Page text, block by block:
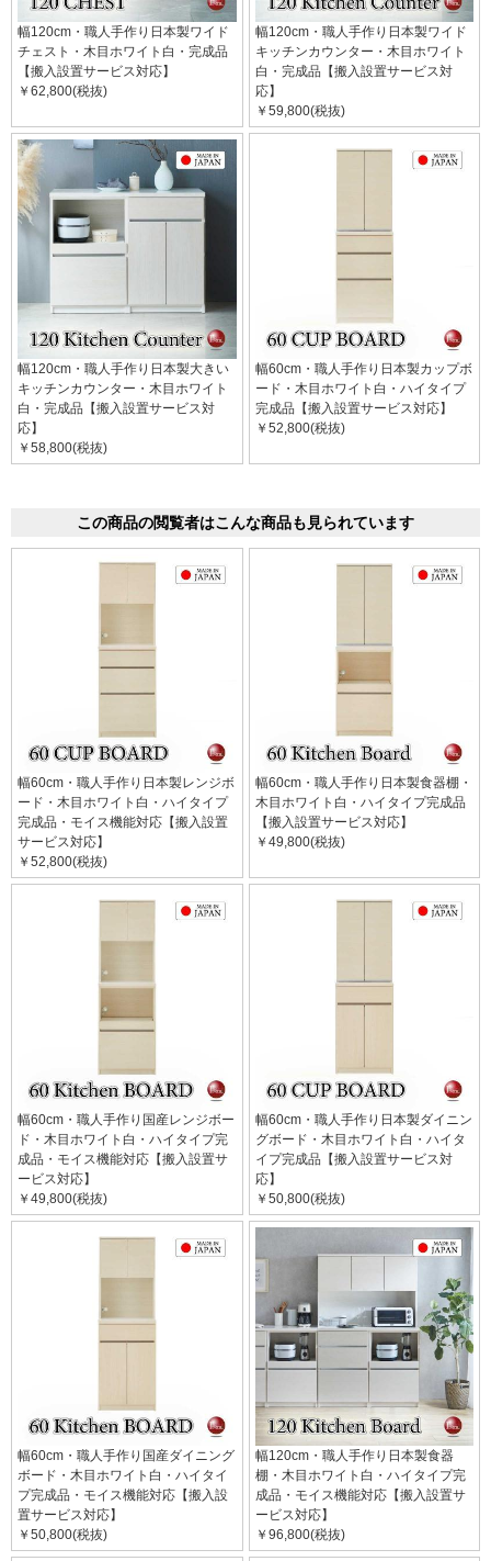
幅120cm・職人手作り日本製ワイド
チェスト・木目ホワイト白・完成品
【搬入設置サービス対応】
￥62,800(税抜)
幅120cm・職人手作り日本製ワイド
キッチンカウンター・木目ホワイト
白・完成品【搬入設置サービス対
応】
￥59,800(税抜)
幅120cm・職人手作り日本製大きい
キッチンカウンター・木目ホワイト
白・完成品【搬入設置サービス対
応】
￥58,800(税抜)
幅60cm・職人手作り日本製カップボ
ード・木目ホワイト白・ハイタイプ
完成品【搬入設置サービス対応】
￥52,800(税抜)
この商品の閲覧者はこんな商品も見られています
幅60cm・職人手作り日本製レンジボ
ード・木目ホワイト白・ハイタイプ
完成品・モイス機能対応【搬入設置
サービス対応】
￥52,800(税抜)
幅60cm・職人手作り日本製食器棚・
木目ホワイト白・ハイタイプ完成品
【搬入設置サービス対応】
￥49,800(税抜)
幅60cm・職人手作り国産レンジボー
ド・木目ホワイト白・ハイタイプ完
成品・モイス機能対応【搬入設置サ
ービス対応】
￥49,800(税抜)
幅60cm・職人手作り日本製ダイニン
グボード・木目ホワイト白・ハイタ
イプ完成品【搬入設置サービス対
応】
￥50,800(税抜)
幅60cm・職人手作り国産ダイニング
ボード・木目ホワイト白・ハイタイ
プ完成品・モイス機能対応【搬入設
置サービス対応】
￥50,800(税抜)
幅120cm・職人手作り日本製食器
棚・木目ホワイト白・ハイタイプ完
成品・モイス機能対応【搬入設置サ
ービス対応】
￥96,800(税抜)